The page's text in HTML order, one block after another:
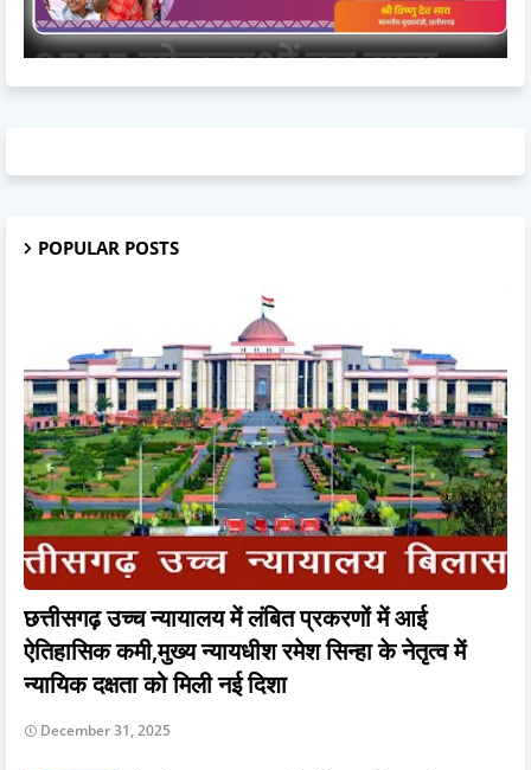
POPULAR POSTS
छत्तीसगढ़ उच्च न्यायालय में लंबित प्रकरणों में आई
ऐतिहासिक कमी,मुख्य न्यायधीश रमेश सिन्हा के नेतृत्व में
न्यायिक दक्षता को मिली नई दिशा
December 31, 2025